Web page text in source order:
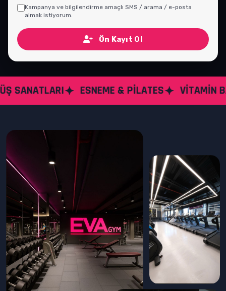
Kampanya ve bilgilendirme amaçlı SMS / arama / e-posta
almak istiyorum.
Ön Kayıt Ol
& PILATES VITAMIN BAR & KAFETERYA